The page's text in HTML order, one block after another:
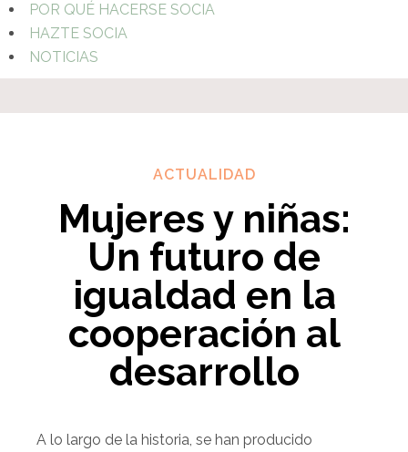
POR QUÉ HACERSE SOCIA
HAZTE SOCIA
NOTICIAS
ACTUALIDAD
Mujeres y niñas:
Un futuro de
igualdad en la
cooperación al
desarrollo
A lo largo de la historia, se han producido